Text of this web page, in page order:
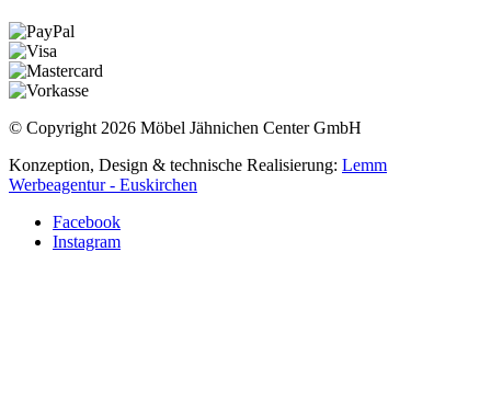
© Copyright 2026 Möbel Jähnichen Center GmbH
Konzeption, Design & technische Realisierung: Lemm
Werbeagentur - Euskirchen
Facebook
Instagram